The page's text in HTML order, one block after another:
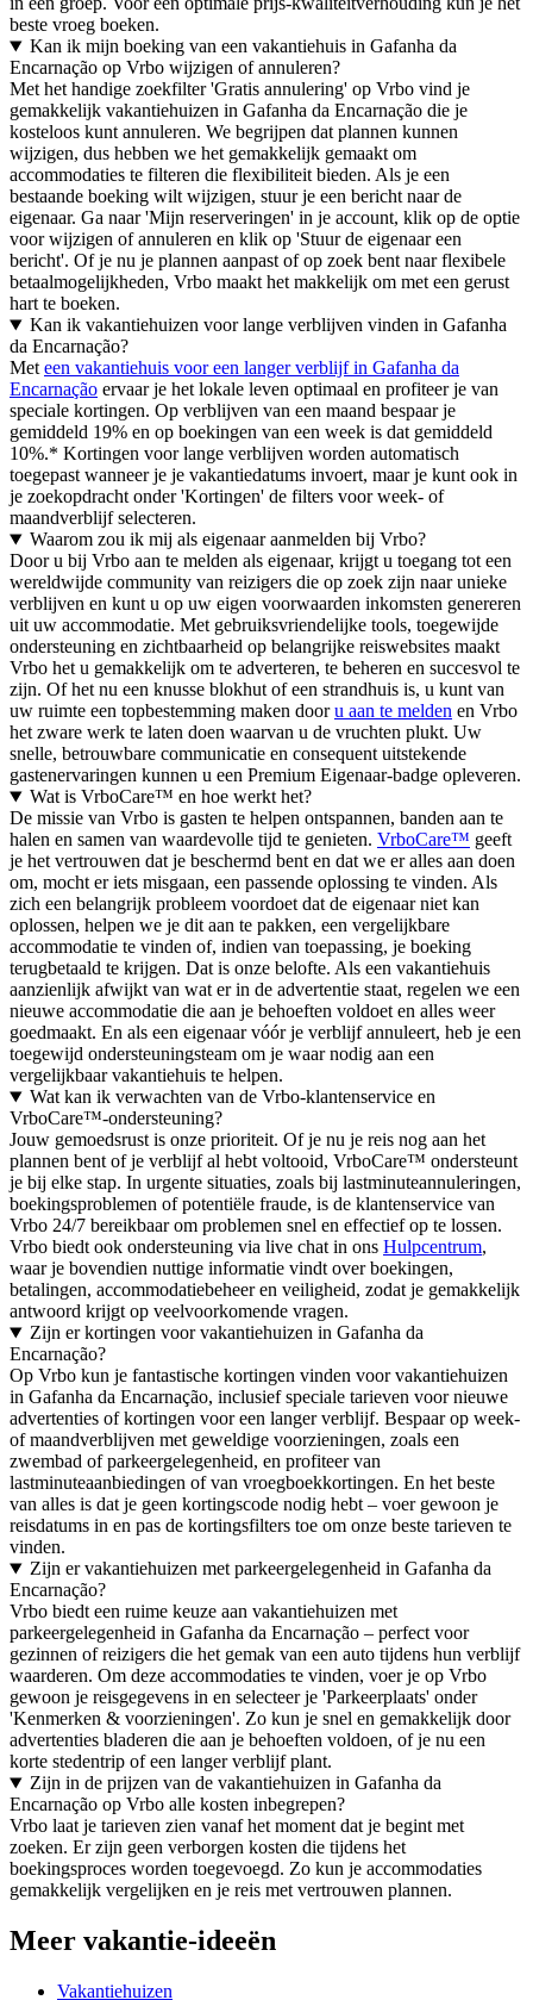
beste vroeg boeken.
Kan ik mijn boeking van een vakantiehuis in Gafanha da
Encarnação op Vrbo wijzigen of annuleren?
Met het handige zoekfilter 'Gratis annulering' op Vrbo vind je
gemakkelijk vakantiehuizen in Gafanha da Encarnação die je
kosteloos kunt annuleren. We begrijpen dat plannen kunnen
wijzigen, dus hebben we het gemakkelijk gemaakt om
accommodaties te filteren die flexibiliteit bieden. Als je een
bestaande boeking wilt wijzigen, stuur je een bericht naar de
eigenaar. Ga naar 'Mijn reserveringen' in je account, klik op de optie
voor wijzigen of annuleren en klik op 'Stuur de eigenaar een
bericht'. Of je nu je plannen aanpast of op zoek bent naar flexibele
betaalmogelijkheden, Vrbo maakt het makkelijk om met een gerust
hart te boeken.
Kan ik vakantiehuizen voor lange verblijven vinden in Gafanha
da Encarnação?
Met een vakantiehuis voor een langer verblijf in Gafanha da
Encarnação ervaar je het lokale leven optimaal en profiteer je van
speciale kortingen. Op verblijven van een maand bespaar je
gemiddeld 19% en op boekingen van een week is dat gemiddeld
10%.* Kortingen voor lange verblijven worden automatisch
toegepast wanneer je je vakantiedatums invoert, maar je kunt ook in
je zoekopdracht onder 'Kortingen' de filters voor week- of
maandverblijf selecteren.
Waarom zou ik mij als eigenaar aanmelden bij Vrbo?
Door u bij Vrbo aan te melden als eigenaar, krijgt u toegang tot een
wereldwijde community van reizigers die op zoek zijn naar unieke
verblijven en kunt u op uw eigen voorwaarden inkomsten genereren
uit uw accommodatie. Met gebruiksvriendelijke tools, toegewijde
ondersteuning en zichtbaarheid op belangrijke reiswebsites maakt
Vrbo het u gemakkelijk om te adverteren, te beheren en succesvol te
zijn. Of het nu een knusse blokhut of een strandhuis is, u kunt van
uw ruimte een topbestemming maken dooru aan te melden en Vrbo
het zware werk te laten doen waarvan u de vruchten plukt. Uw
snelle, betrouwbare communicatie en consequent uitstekende
gastenervaringen kunnen u een Premium Eigenaar-badge opleveren.
Wat is VrboCare™ en hoe werkt het?
De missie van Vrbo is gasten te helpen ontspannen, banden aan te
halen en samen van waardevolle tijd te genieten. VrboCare™ geeft
je het vertrouwen dat je beschermd bent en dat we er alles aan doen
om, mocht er iets misgaan, een passende oplossing te vinden. Als
zich een belangrijk probleem voordoet dat de eigenaar niet kan
oplossen, helpen we je dit aan te pakken, een vergelijkbare
accommodatie te vinden of, indien van toepassing, je boeking
terugbetaald te krijgen. Dat is onze belofte. Als een vakantiehuis
aanzienlijk afwijkt van wat er in de advertentie staat, regelen we een
nieuwe accommodatie die aan je behoeften voldoet en alles weer
goedmaakt. En als een eigenaar vóór je verblijf annuleert, heb je een
toegewijd ondersteuningsteam om je waar nodig aan een
vergelijkbaar vakantiehuis te helpen.
Wat kan ik verwachten van de Vrbo-klantenservice en
VrboCare™-ondersteuning?
Jouw gemoedsrust is onze prioriteit. Of je nu je reis nog aan het
plannen bent of je verblijf al hebt voltooid, VrboCare™ ondersteunt
je bij elke stap. In urgente situaties, zoals bij lastminuteannuleringen,
boekingsproblemen of potentiële fraude, is de klantenservice van
Vrbo 24/7 bereikbaar om problemen snel en effectief op te lossen.
Vrbo biedt ook ondersteuning via live chat in ons Hulpcentrum,
waar je bovendien nuttige informatie vindt over boekingen,
betalingen, accommodatiebeheer en veiligheid, zodat je gemakkelijk
antwoord krijgt op veelvoorkomende vragen.
Zijn er kortingen voor vakantiehuizen in Gafanha da
Encarnação?
Op Vrbo kun je fantastische kortingen vinden voor vakantiehuizen
in Gafanha da Encarnação, inclusief speciale tarieven voor nieuwe
advertenties of kortingen voor een langer verblijf. Bespaar op week-
of maandverblijven met geweldige voorzieningen, zoals een
zwembad of parkeergelegenheid, en profiteer van
lastminuteaanbiedingen of van vroegboekkortingen. En het beste
van alles is dat je geen kortingscode nodig hebt – voer gewoon je
reisdatums in en pas de kortingsfilters toe om onze beste tarieven te
vinden.
Zijn er vakantiehuizen met parkeergelegenheid in Gafanha da
Encarnação?
Vrbo biedt een ruime keuze aan vakantiehuizen met
parkeergelegenheid in Gafanha da Encarnação – perfect voor
gezinnen of reizigers die het gemak van een auto tijdens hun verblijf
waarderen. Om deze accommodaties te vinden, voer je op Vrbo
gewoon je reisgegevens in en selecteer je 'Parkeerplaats' onder
'Kenmerken & voorzieningen'. Zo kun je snel en gemakkelijk door
advertenties bladeren die aan je behoeften voldoen, of je nu een
korte stedentrip of een langer verblijf plant.
Zijn in de prijzen van de vakantiehuizen in Gafanha da
Encarnação op Vrbo alle kosten inbegrepen?
Vrbo laat je tarieven zien vanaf het moment dat je begint met
zoeken. Er zijn geen verborgen kosten die tijdens het
boekingsproces worden toegevoegd. Zo kun je accommodaties
gemakkelijk vergelijken en je reis met vertrouwen plannen.
Meer vakantie-ideeën
Vakantiehuizen